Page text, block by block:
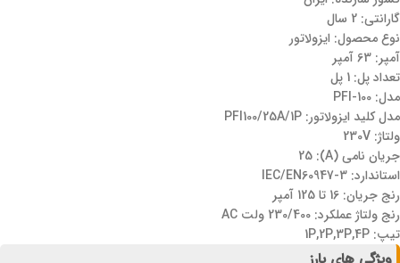
گارانتی: 2 سال
نوع محصول: ایزولاتور
آمپر: 63 آمپر
تعداد پل: 1 پل
مدل: PFI-100
مدل کلید ایزولاتور: PFI100/25A/1P
ولتاژ: 230V
جریان نامی (A): 25
استاندارد: IEC/EN60947-3
رنج جریان: 16 تا 125 آمپر
رنج ولتاژ عملکرد: 230/400 ولت AC
تیپ: 1P,2P,3P,4P